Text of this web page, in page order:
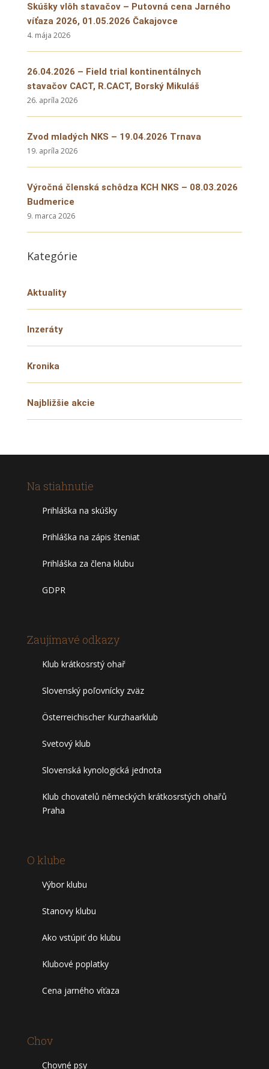
Skúšky vlôh stavačov – Putovná cena Jarného
víťaza 2026, 01.05.2026 Čakajovce
4. mája 2026
26.04.2026 – Field trial kontinentálnych
stavačov CACT, R.CACT, Borský Mikuláš
26. apríla 2026
Zvod mladých NKS – 19.04.2026 Trnava
19. apríla 2026
Výročná členská schôdza KCH NKS – 08.03.2026
Budmerice
9. marca 2026
Kategórie
Aktuality
Inzeráty
Kronika
Najbližšie akcie
Na stiahnutie
Prihláška na skúšky
Prihláška na zápis šteniat
Prihláška za člena klubu
GDPR
Zaujímavé odkazy
Klub krátkosrstý ohař
Slovenský poľovnícky zväz
Österreichischer Kurzhaarklub
Svetový klub
Slovenská kynologická jednota
Klub chovatelů německých krátkosrstých ohařů
Praha
O klube
Výbor klubu
Stanovy klubu
Ako vstúpiť do klubu
Klubové poplatky
Cena jarného víťaza
Chov
Chovné psy